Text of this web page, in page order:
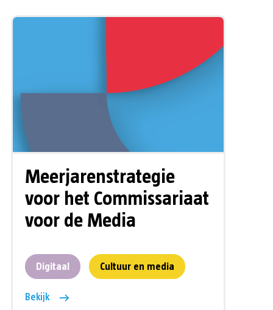
Meerjarenstrategie
voor het Commissariaat
voor de Media
Digitaal Cultuur en media
Bekijk